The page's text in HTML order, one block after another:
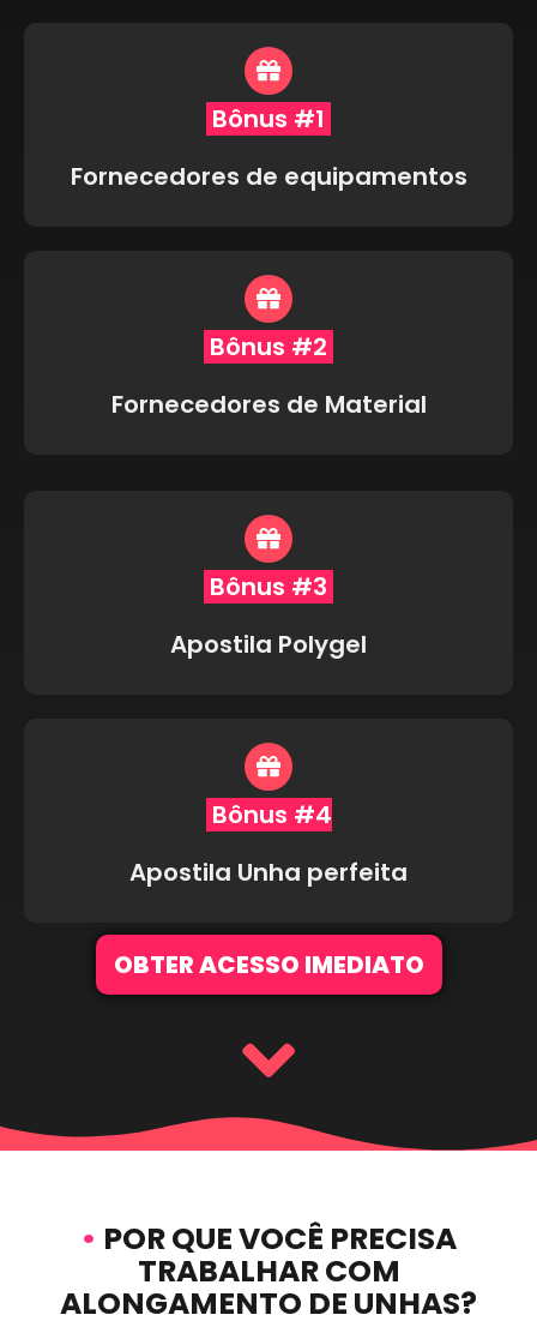
Bônus #1
Fornecedores de equipamentos
Bônus #2
Fornecedores de Material
Bônus #3
Apostila Polygel
Bônus #4
Apostila Unha perfeita
OBTER ACESSO IMEDIATO
• POR QUE VOCÊ PRECISA
TRABALHAR COM
ALONGAMENTO DE UNHAS?